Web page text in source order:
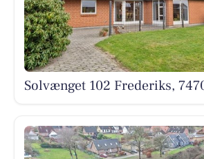
Solvænget 102 Frederiks,